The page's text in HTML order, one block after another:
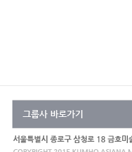
그룹사 바로가기